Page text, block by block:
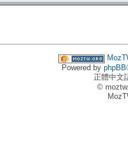
Powered by phpBB
正體中文
©